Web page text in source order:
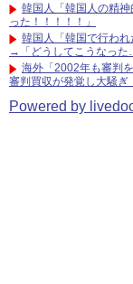
韓国人「韓国人の精
った！！！！！」
韓国人「韓国で行わ
→「どうしてこうなった
海外「2002年も審判
審判買収が発覚し大騒ぎ
Powered by